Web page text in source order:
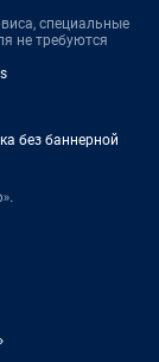
специальные
не требуются
без баннерной